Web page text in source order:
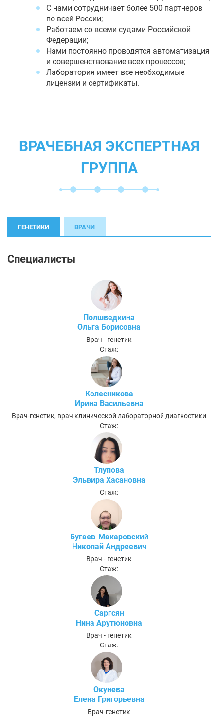
С нами сотрудничает более 500 партнеров
по всей России;
Работаем со всеми судами Российской
Федерации;
Нами постоянно проводятся автоматизация
и совершенствование всех процессов;
Лаборатория имеет все необходимые
лицензии и сертификаты.
ВРАЧЕБНАЯ ЭКСПЕРТНАЯ
ГРУППА
ГЕНЕТИКИ ВРАЧИ
Специалисты
Полшведкина
Ольга Борисовна
Врач - генетик
Стаж:
Колесникова
Ирина Васильевна
Врач-генетик, врач клинической лабораторной диагностики
Стаж:
Тлупова
Эльвира Хасановна
Стаж:
Бугаев-Макаровский
Николай Андреевич
Врач - генетик
Стаж:
Саргсян
Нина Арутюновна
Врач - генетик
Стаж:
Окунева
Елена Григорьевна
Врач-генетик